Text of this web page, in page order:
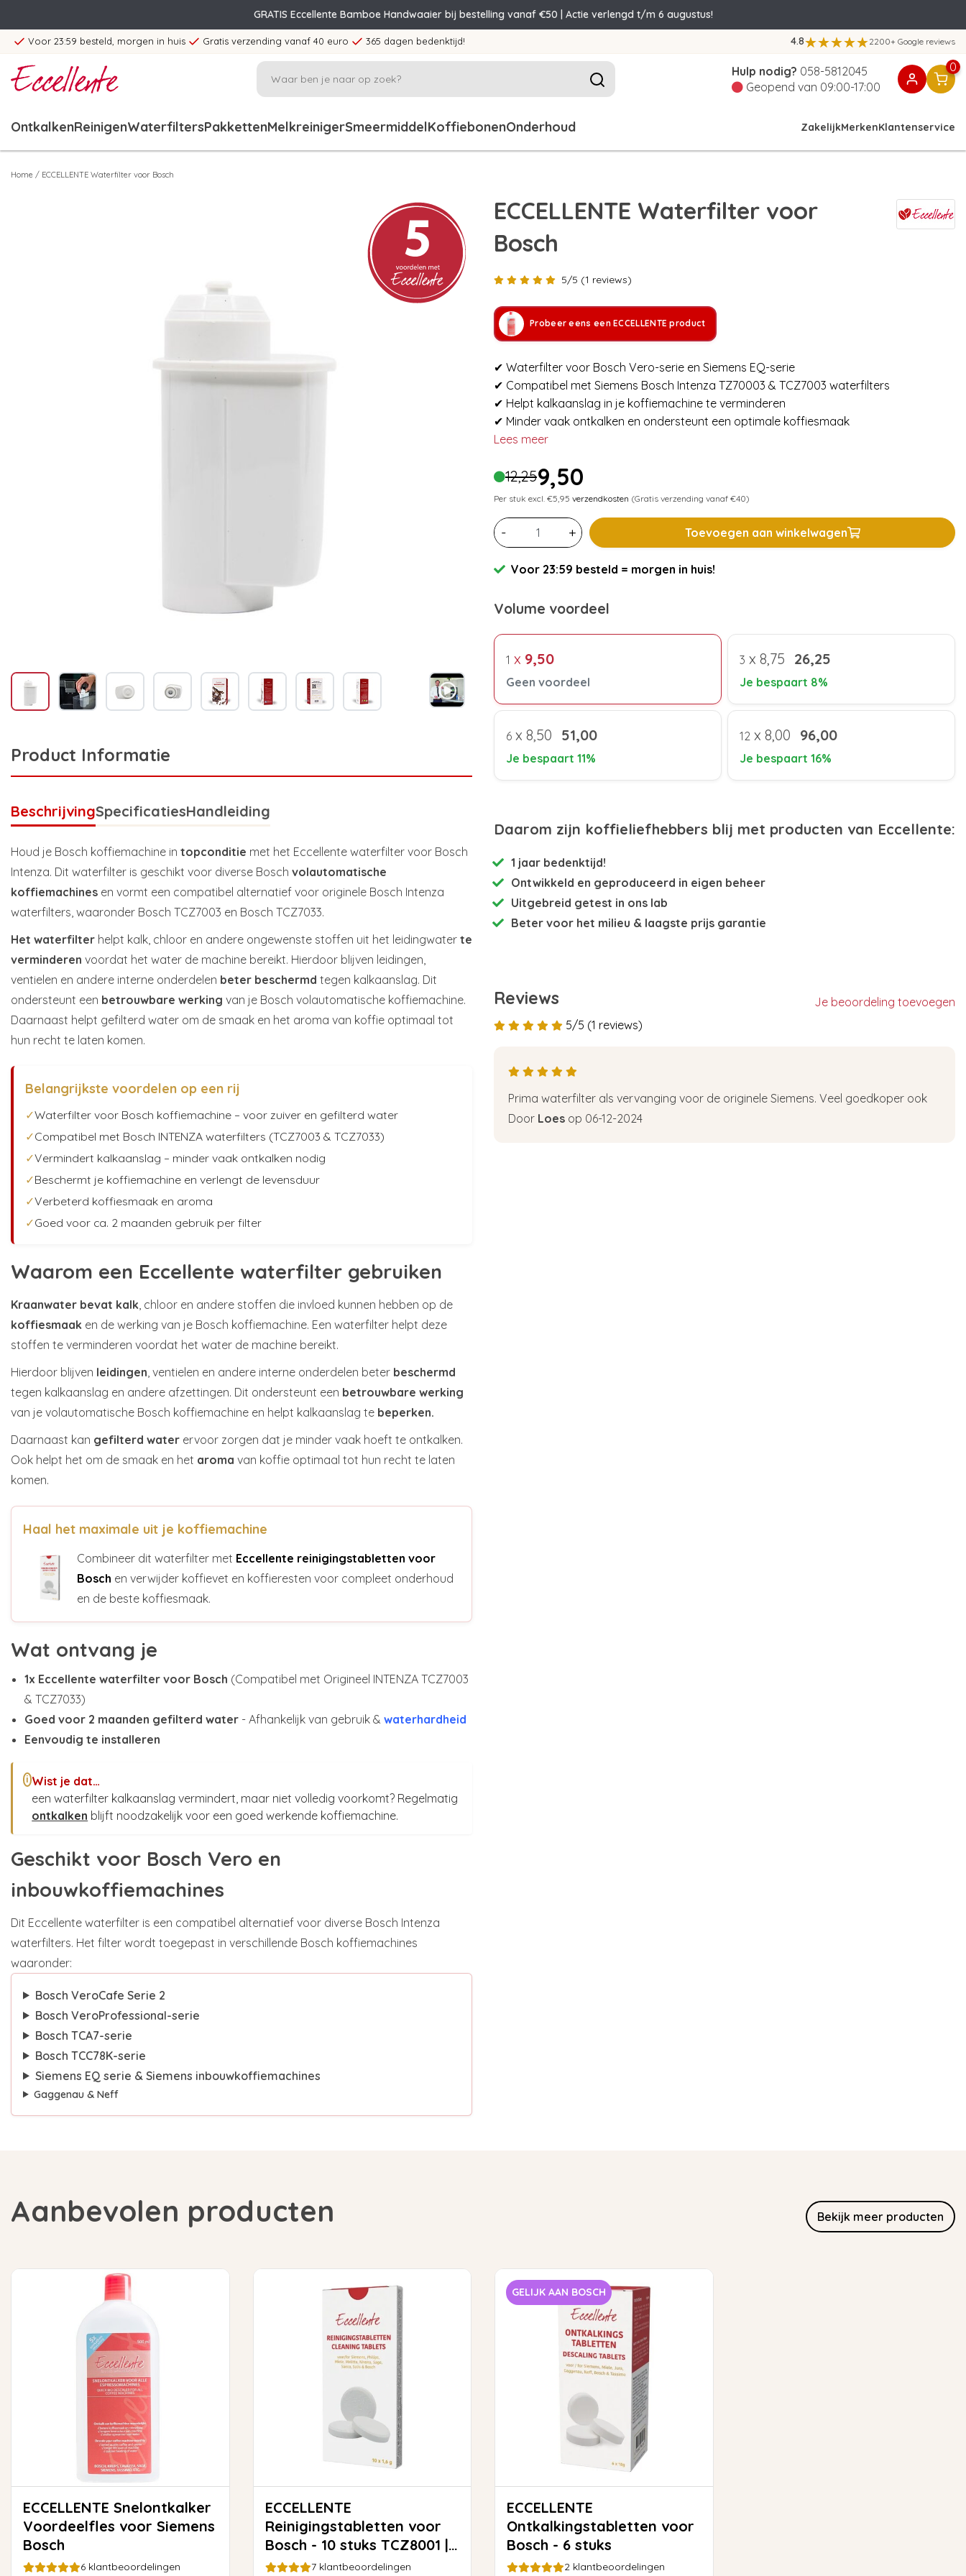
GRATIS Eccellente Bamboe Handwaaier bij bestelling vanaf €50 | Actie verlengd t/m 6 augustus!
Voor 23:59 besteld, morgen in huis Gratis verzending vanaf 40 euro 365 dagen bedenktijd! 4.8 2200+ Google reviews
Hulp nodig? 058-5812045
Geopend van 09:00-17:00
0
OntkalkenReinigenWaterfiltersPakkettenMelkreinigerSmeermiddelKoffiebonenOnderhoud ZakelijkMerkenKlantenservice
Home / ECCELLENTE Waterfilter voor Bosch
Product Informatie
BeschrijvingSpecificatiesHandleiding
Houd je Bosch koffiemachine in topconditie met het Eccellente waterfilter voor Bosch
Intenza. Dit waterfilter is geschikt voor diverse Bosch volautomatische
koffiemachines en vormt een compatibel alternatief voor originele Bosch Intenza
waterfilters, waaronder Bosch TCZ7003 en Bosch TCZ7033.
Het waterfilter helpt kalk, chloor en andere ongewenste stoffen uit het leidingwater te
verminderen voordat het water de machine bereikt. Hierdoor blijven leidingen,
ventielen en andere interne onderdelen beter beschermd tegen kalkaanslag. Dit
ondersteunt een betrouwbare werking van je Bosch volautomatische koffiemachine.
Daarnaast helpt gefilterd water om de smaak en het aroma van koffie optimaal tot
hun recht te laten komen.
Belangrijkste voordelen op een rij
✓Waterfilter voor Bosch koffiemachine – voor zuiver en gefilterd water
✓Compatibel met Bosch INTENZA waterfilters (TCZ7003 & TCZ7033)
✓Vermindert kalkaanslag – minder vaak ontkalken nodig
✓Beschermt je koffiemachine en verlengt de levensduur
✓Verbeterd koffiesmaak en aroma
✓Goed voor ca. 2 maanden gebruik per filter
Waarom een Eccellente waterfilter gebruiken
Kraanwater bevat kalk , chloor en andere stoffen die invloed kunnen hebben op de
koffiesmaak en de werking van je Bosch koffiemachine. Een waterfilter helpt deze
stoffen te verminderen voordat het water de machine bereikt.
Hierdoor blijven leidingen , ventielen en andere interne onderdelen beter beschermd
tegen kalkaanslag en andere afzettingen. Dit ondersteunt een betrouwbare werking
van je volautomatische Bosch koffiemachine en helpt kalkaanslag te beperken.
Daarnaast kan gefilterd water ervoor zorgen dat je minder vaak hoeft te ontkalken.
Ook helpt het om de smaak en het aroma van koffie optimaal tot hun recht te laten
komen.
Haal het maximale uit je koffiemachine
Combineer dit waterfilter met Eccellente reinigingstabletten voor
Bosch en verwijder koffievet en koffieresten voor compleet onderhoud
en de beste koffiesmaak.
Wat ontvang je
1x Eccellente waterfilter voor Bosch (Compatibel met Origineel INTENZA TCZ7003
& TCZ7033)
Goed voor 2 maanden gefilterd water - Afhankelijk van gebruik &waterhardheid
Eenvoudig te installeren
i Wist je dat…
een waterfilter kalkaanslag vermindert, maar niet volledig voorkomt? Regelmatig
ontkalken blijft noodzakelijk voor een goed werkende koffiemachine.
Geschikt voor Bosch Vero en
inbouwkoffiemachines
Dit Eccellente waterfilter is een compatibel alternatief voor diverse Bosch Intenza
waterfilters. Het filter wordt toegepast in verschillende Bosch koffiemachines
waaronder:
Bosch VeroCafe Serie 2
Bosch VeroProfessional-serie
Bosch TCA7-serie
Bosch TCC78K-serie
Siemens EQ serie & Siemens inbouwkoffiemachines
Gaggenau & Neff
ECCELLENTE Waterfilter voor
Bosch
5/5 (1 reviews)
Probeer eens een ECCELLENTE product
✔ Waterfilter voor Bosch Vero-serie en Siemens EQ-serie
✔ Compatibel met Siemens Bosch Intenza TZ70003 & TCZ7003 waterfilters
✔ Helpt kalkaanslag in je koffiemachine te verminderen
✔ Minder vaak ontkalken en ondersteunt een optimale koffiesmaak
Lees meer
12,259,50
Per stuk excl. €5,95 verzendkosten (Gratis verzending vanaf €40)
- + Toevoegen aan winkelwagen
Voor 23:59 besteld = morgen in huis!
Volume voordeel
1 x 9,50
Geen voordeel
3 x 8,75 26,25
Je bespaart 8%
6 x 8,50 51,00
Je bespaart 11%
12 x 8,00 96,00
Je bespaart 16%
Daarom zijn koffieliefhebbers blij met producten van Eccellente:
1 jaar bedenktijd!
Ontwikkeld en geproduceerd in eigen beheer
Uitgebreid getest in ons lab
Beter voor het milieu & laagste prijs garantie
Reviews
Je beoordeling toevoegen
5/5 (1 reviews)
Prima waterfilter als vervanging voor de originele Siemens. Veel goedkoper ook
Door Loes op 06-12-2024
Aanbevolen producten Bekijk meer producten
ECCELLENTE Snelontkalker
Voordeelfles voor Siemens
Bosch
6 klantbeoordelingen
ECCELLENTE
Reinigingstabletten voor
Bosch - 10 stuks TCZ8001 |
TCZ6001
7klantbeoordelingen
GELIJK AAN BOSCH
ECCELLENTE
Ontkalkingstabletten voor
Bosch - 6 stuks
2 klantbeoordelingen